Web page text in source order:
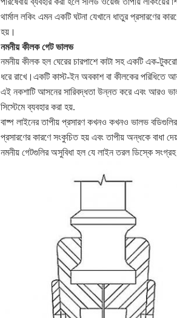
থার্মাল লকিং এমন একটি ঘটনা যেখানে ধাতুর প্রসারণের
হয়।
নমনীয় কীলক গেট ভালভ
নমনীয় কীলক হল ঘেরের চারপাশে কাটা সহ একটি এক-
ধরে রাখে।একটি কাস্ট-ইন অবকাশ বা কীলকের
এই নকশাটি আসনের সারিবদ্ধতা উন্নত করে এবং আরও
সিস্টেমে ব্যবহার করা হয়.
বাষ্প লাইনের তাপীয় প্রসারণ কখনও কখনও ভালভ
প্রসারণের কারণে সংকুচিত হয় এবং তাপীয় অন্ধকে বাধা
নমনীয় গেটগুলির অসুবিধা হল যে লাইন তরল ডিস্কে